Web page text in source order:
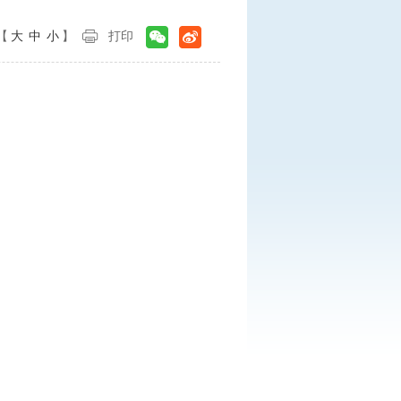
大 中 小 】 打印